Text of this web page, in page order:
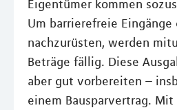
Eigentümer kommen
Um barrierefreie Eingänge
nachzurüsten, werden
Beträge fällig. Diese
aber gut vorbereiten –
einem Bausparvertrag.